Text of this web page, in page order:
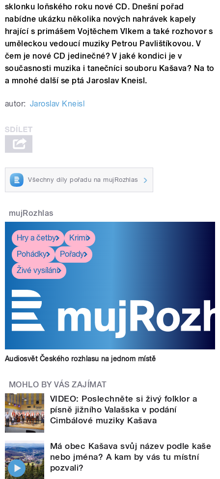
sklonku loňského roku nové CD. Dnešní pořad
nabídne ukázku několika nových nahrávek kapely
hrající s primášem Vojtěchem Vlkem a také rozhovor s
uměleckou vedoucí muziky Petrou Pavlištíkovou. V
čem je nové CD jedinečné? V jaké kondici je v
současnosti muzika i tanečníci souboru Kašava? Na to
a mnohé další se ptá Jaroslav Kneisl.
autor: Jaroslav Kneisl
Všechny díly pořadu na mujRozhlas
mujRozhlas
Hry a četby
Krimi
Pohádky
Pořady
Živé vysílání
Audiosvět Českého rozhlasu na jednom místě
MOHLO BY VÁS ZAJÍMAT
VIDEO: Poslechněte si živý folklor a
písně jižního Valašska v podání
Cimbálové muziky Kašava
Má obec Kašava svůj název podle kaše
nebo jména? A kam by vás tu místní
pozvali?